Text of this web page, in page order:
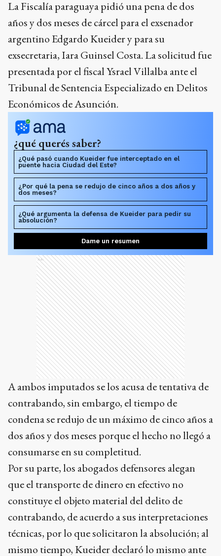
La Fiscalía paraguaya pidió una pena de dos
años y dos meses de cárcel para el exsenador
argentino Edgardo Kueider y para su
exsecretaria, Iara Guinsel Costa. La solicitud fue
presentada por el fiscal Ysrael Villalba ante el
Tribunal de Sentencia Especializado en Delitos
Económicos de Asunción.
¿qué querés saber?
¿Qué pasó cuando Kueider fue interceptado en el
puente hacia Ciudad del Este?
¿Por qué la pena se redujo de cinco años a dos años y
dos meses?
¿Qué argumenta la defensa de Kueider para pedir su
absolución?
Dame un resumen
Ads
A ambos imputados se los acusa de tentativa de
contrabando, sin embargo, el tiempo de
condena se redujo de un máximo de cinco años a
dos años y dos meses porque el hecho no llegó a
consumarse en su completitud.
Por su parte, los abogados defensores alegan
que el transporte de dinero en efectivo no
constituye el objeto material del delito de
contrabando, de acuerdo a sus interpretaciones
técnicas, por lo que solicitaron la absolución; al
mismo tiempo, Kueider declaró lo mismo ante